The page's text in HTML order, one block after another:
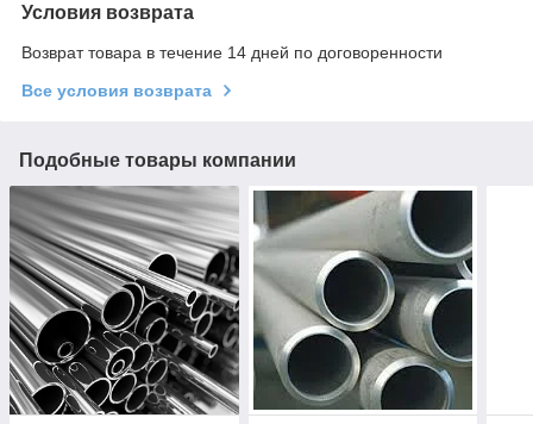
Условия возврата
Возврат товара в течение 14 дней по договоренности
Все условия возврата
Подобные товары компании